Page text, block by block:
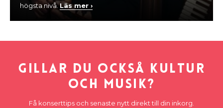
högsta nivå.Läs mer ›
Gillar du också kultur
och musik?
Få konserttips och senaste nytt direkt till din inkorg.